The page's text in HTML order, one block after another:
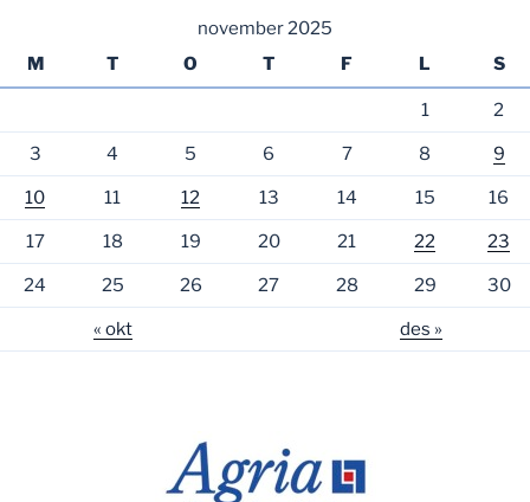
november 2025
M
T O T F L S
1 2
3 4 5 6 7 8 9
10 11 12 13 14 15 16
17 18 19 20 21 22 23
24 25 26 27 28 29 30
« okt des »